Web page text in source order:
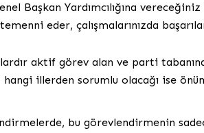
Başkan Yardımcılığına
eder, çalışmalarınızda
aktif görev alan ve parti
illerden sorumlu olacağı ise
bu görevlendirmenin